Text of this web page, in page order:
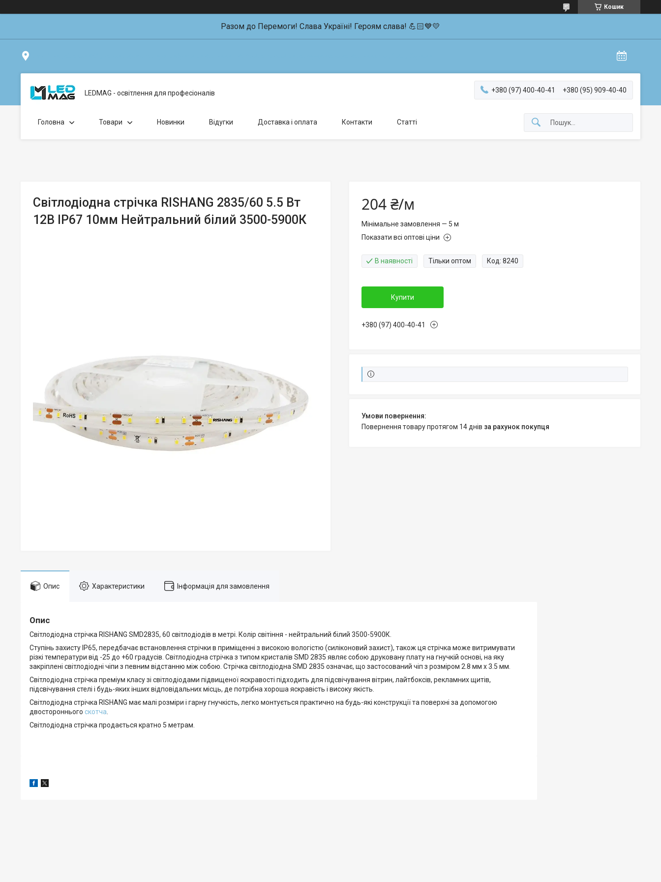
Кошик
Разом до Перемоги! Слава Україні! Героям слава! 💪🏻💙💛
LEDMAG - освітлення для професіоналів +380 (97) 400-40-41 +380 (95) 909-40-40
Головна Товари Новинки Відугки Доставка і оплата Контакти Статті
Світлодіодна стрічка RISHANG 2835/60 5.5 Вт
12В IP67 10мм Нейтральний білий 3500-5900К
204 ₴/м
Мінімальне замовлення — 5 м
Показати всі оптові ціни
В наявності Тільки оптом Код: 8240
Купити
+380 (97) 400-40-41
повернення товару протягом 14 днів за рахунок покупця
Опис Характеристики Інформація для замовлення
Опис
Світлодіодна стрічка RISHANG SMD2835, 60 світлодіодів в метрі. Колір світіння - нейтральний білий 3500-5900К.
Ступінь захисту IP65, передбачає встановлення стрічки в приміщенні з високою вологістю (силіконовий захист), також ця стрічка може витримувати
різкі температури від -25 до +60 градусів. Світлодіодна стрічка з типом кристалів SMD 2835 являє собою друковану плату на гнучкій основі, на яку
закріплені світлодіодні чіпи з певним відстанню між собою. Стрічка світлодіодна SMD 2835 означає, що застосований чіп з розміром 2.8 мм х 3.5 мм.
Світлодіодна стрічка преміум класу зі світлодіодами підвищеної яскравості підходить для підсвічування вітрин, лайтбоксів, рекламних щитів,
підсвічування стелі і будь-яких інших відповідальних місць, де потрібна хороша яскравість і високу якість.
Світлодіодна стрічка RISHANG має малі розміри і гарну гнучкість, легко монтується практично на будь-які конструкції та поверхні за допомогою
двостороннього скотча
Світлодіодна стрічка продається кратно 5 метрам.